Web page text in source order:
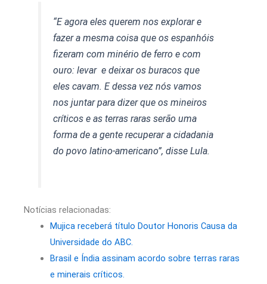
“E agora eles querem nos explorar e
fazer a mesma coisa que os espanhóis
fizeram com minério de ferro e com
ouro: levar e deixar os buracos que
eles cavam. E dessa vez nós vamos
nos juntar para dizer que os mineiros
críticos e as terras raras serão uma
forma de a gente recuperar a cidadania
do povo latino-americano”, disse Lula.
Notícias relacionadas:
Mujica receberá título Doutor Honoris Causa da
Universidade do ABC.
Brasil e Índia assinam acordo sobre terras raras
e minerais críticos.